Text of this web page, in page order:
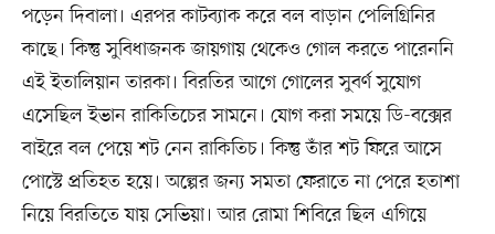
পড়েন দিবালা। এরপর কাটব্যাক করে বল বাড়ান পেলিগ্রিনির
কাছে। কিন্তু সুবিধাজনক জায়গায় থেকেও গোল করতে পারেননি
এই ইতালিয়ান তারকা। বিরতির আগে গোলের সুবর্ণ সুযোগ
এসেছিল ইভান রাকিতিচের সামনে। যোগ করা সময়ে ডি-বক্সের
বাইরে বল পেয়ে শট নেন রাকিতিচ। কিন্তু তাঁর শট ফিরে আসে
পোস্টে প্রতিহত হয়ে। অল্পের জন্য সমতা ফেরাতে না পেরে হতাশা
নিয়ে বিরতিতে যায় সেভিয়া। আর রোমা শিবিরে ছিল এগিয়ে